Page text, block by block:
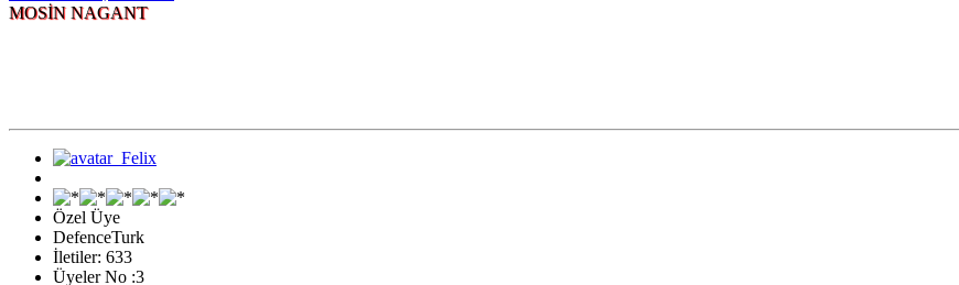
MOSİN NAGANT
Özel Üye
DefenceTurk
İletiler: 633
Üyeler No :3